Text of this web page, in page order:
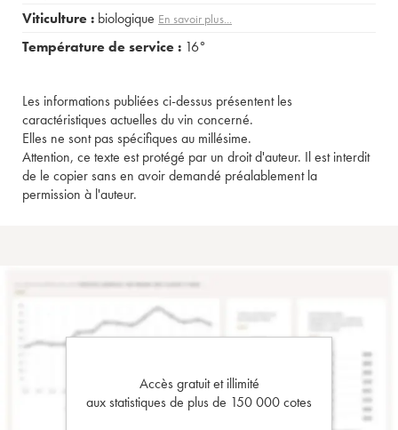
Viticulture : biologique En savoir plus...
Température de service : 16°
Les informations publiées ci-dessus présentent les
caractéristiques actuelles du vin concerné.
Elles ne sont pas spécifiques au millésime.
Attention, ce texte est protégé par un droit d'auteur. Il est interdit
de le copier sans en avoir demandé préalablement la
permission à l'auteur.
Accès gratuit et illimité
aux statistiques de plus de 150 000 cotes